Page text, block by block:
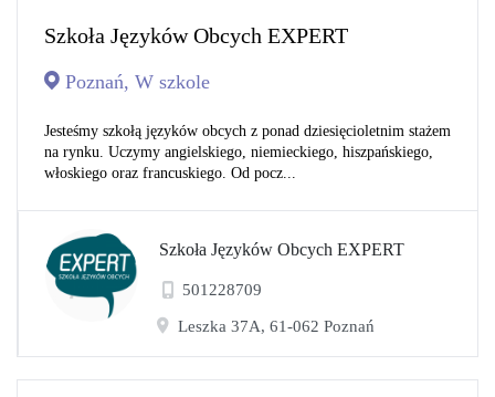
Szkoła Języków Obcych EXPERT
Poznań, W szkole
Jesteśmy szkołą języków obcych z ponad dziesięcioletnim stażem
na rynku. Uczymy angielskiego, niemieckiego, hiszpańskiego,
włoskiego oraz francuskiego. Od pocz...
Szkoła Języków Obcych EXPERT
501228709
Leszka 37A, 61-062 Poznań